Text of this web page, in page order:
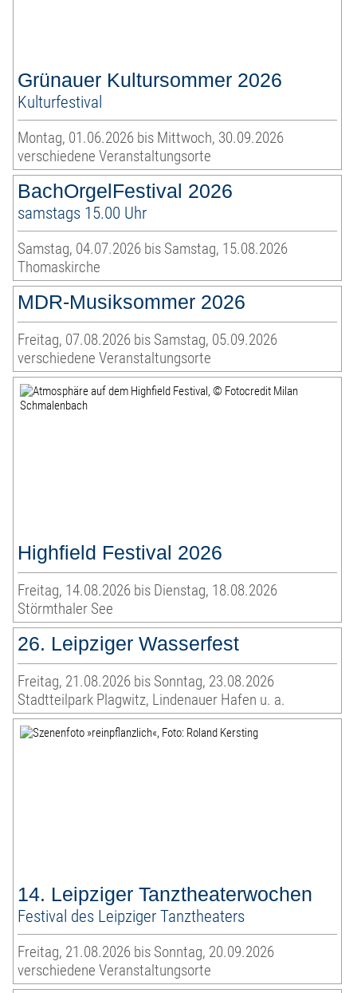
Grünauer Kultursommer 2026
Kulturfestival
Montag, 01.06.2026 bis Mittwoch, 30.09.2026
verschiedene Veranstaltungsorte
BachOrgelFestival 2026
samstags 15.00 Uhr
Samstag, 04.07.2026 bis Samstag, 15.08.2026
Thomaskirche
MDR-Musiksommer 2026
Freitag, 07.08.2026 bis Samstag, 05.09.2026
verschiedene Veranstaltungsorte
Highfield Festival 2026
Freitag, 14.08.2026 bis Dienstag, 18.08.2026
Störmthaler See
26. Leipziger Wasserfest
Freitag, 21.08.2026 bis Sonntag, 23.08.2026
Stadtteilpark Plagwitz, Lindenauer Hafen u. a.
14. Leipziger Tanztheaterwochen
Festival des Leipziger Tanztheaters
Freitag, 21.08.2026 bis Sonntag, 20.09.2026
verschiedene Veranstaltungsorte